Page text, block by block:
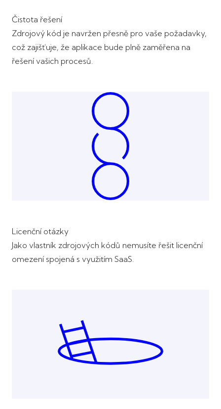
Čistota řešení
Zdrojový kód je navržen přesně pro vaše požadavky,
což zajišťuje, že aplikace bude plně zaměřena na
řešení vašich procesů.
Licenční otázky
Jako vlastník zdrojových kódů nemusíte řešit licenční
omezení spojená s využitím SaaS.